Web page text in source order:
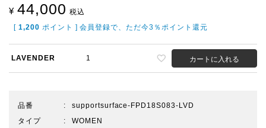
¥ 44,000 税込
[ 1,200 ポイント ] 会員登録で、ただ今3％ポイント還元
LAVENDER 1 カートに入れる
品番
supportsurface-FPD18S083-LVD
タイプ
WOMEN